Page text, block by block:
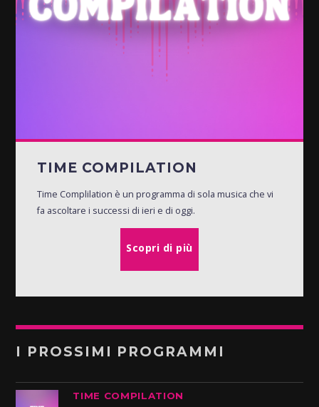
TIME COMPILATION
Time Complilation è un programma di sola musica che vi
fa ascoltare i successi di ieri e di oggi.
Scopri di più
I PROSSIMI PROGRAMMI
TIME COMPILATION